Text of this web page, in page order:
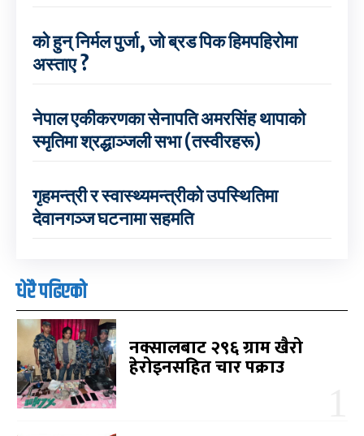
को हुन् निर्मल पुर्जा, जो ब्रड पिक हिमपहिरोमा
अस्ताए ?
नेपाल एकीकरणका सेनापति अमरसिंह थापाको
स्मृतिमा श्रद्धाञ्जली सभा (तस्वीरहरू)
गृहमन्त्री र स्वास्थ्यमन्त्रीको उपस्थितिमा
देवानगञ्ज घटनामा सहमति
धेरै पढिएको
नक्सालबाट २९६ ग्राम खैरो
हेरोइनसहित चार पक्राउ